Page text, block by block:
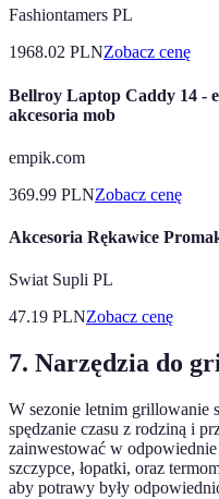
Fashiontamers PL
1968.02 PLNZobacz cenę
Bellroy Laptop Caddy 14 -
akcesoria mob
empik.com
369.99 PLNZobacz cenę
Akcesoria Rękawice
Swiat Supli PL
47.19 PLNZobacz cenę
7. Narzędzia do
W sezonie letnim grillowanie
spędzanie czasu z rodziną i
zainwestować w
szczypce, łopatki, oraz
aby potrawy były